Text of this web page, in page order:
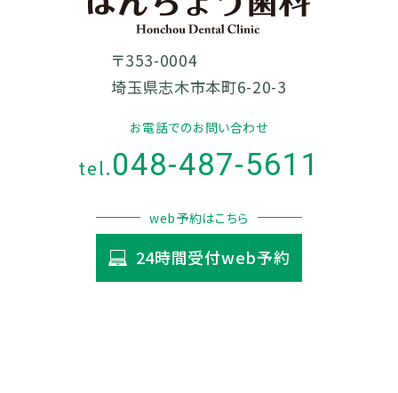
〒353-0004
埼玉県志木市本町6-20-3
お電話でのお問い合わせ
tel.048-487-5611
web予約はこちら
24時間受付web予約